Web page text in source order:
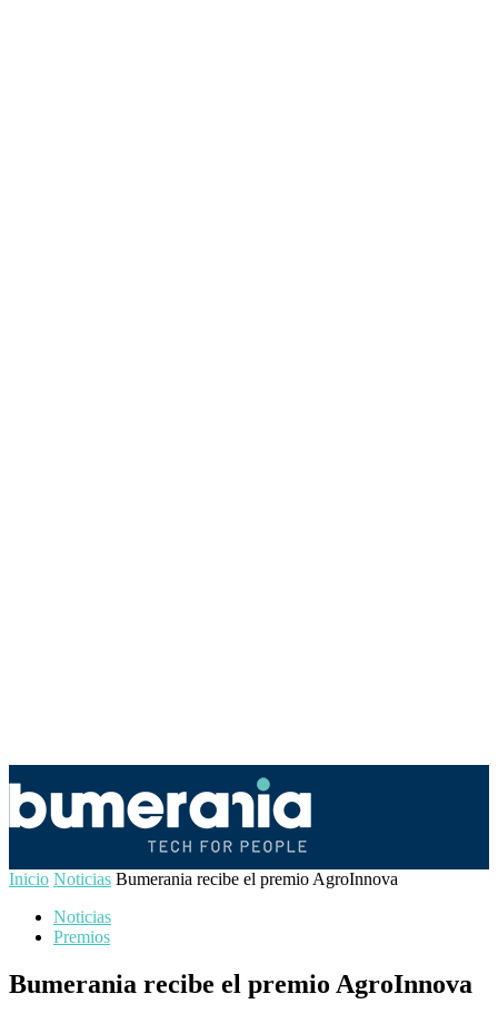
Inicio Noticias Bumerania recibe el premio AgroInnova
Noticias
Premios
Bumerania recibe el premio AgroInnova